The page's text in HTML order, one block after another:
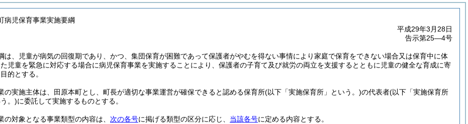
病児保育事業実施要綱
平成29年3月28日
告示第25―4号
は、児童が病気の回復期であり、かつ、集団保育が困難であって保護者がやむを得ない事情により家庭で保育をできない場合又は保育中に体
児童を緊急に対応する場合に病児保育事業を実施することにより、保護者の子育て及び就労の両立を支援するとともに児童の健全な育成に寄
的とする。
の実施主体は、田原本町とし、町長が適切な事業運営が確保できると認める保育所(以下「実施保育所」という。)の代表者(以下「実施保育所
。)に委託して実施するものとする。
の対象となる事業類型の内容は、 次の各号に掲げる類型の区分に応じ、 当該各号に定める内容とする。